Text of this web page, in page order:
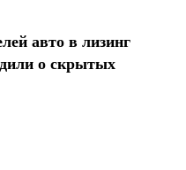
авто в лизинг
о скрытых